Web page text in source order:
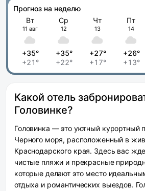
Прогноз на неделю
Вт
11 авг
+35°
+21°
Ср
12
+35°
+22°
Чт
13
+27°
+17°
Пт
14
+26°
+13°
Какой отель
Головинке?
Головинка — это уютный курортный
Черного моря, расположенный в
Краснодарского края. Здесь вас
чистые пляжи и прекрасные
которые делают это место
отдыха и романтических выездов.